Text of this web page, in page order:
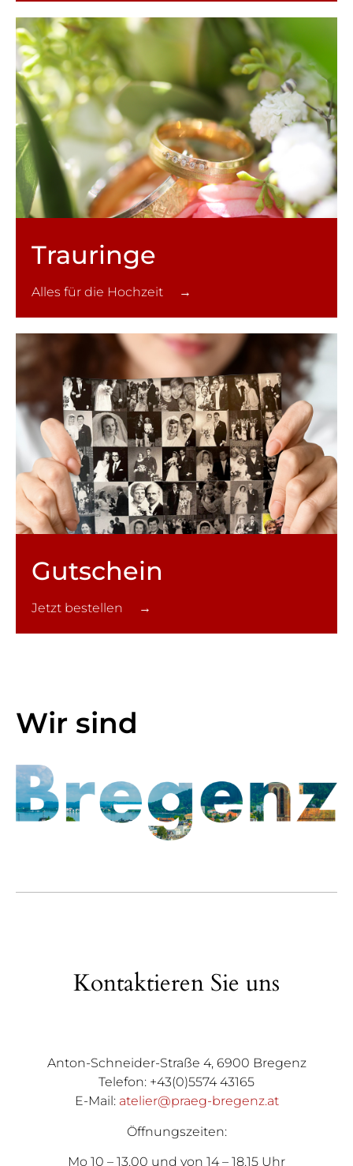
Trauringe
Alles für die Hochzeit →
Gutschein
Jetzt bestellen →
Wir sind
Kontaktieren Sie uns
Anton-Schneider-Straße 4, 6900 Bregenz
Telefon: +43(0)5574 43165
E-Mail: atelier@praeg-bregenz.at
Öffnungszeiten:
Mo 10 – 13.00 und von 14 – 18.15 Uhr